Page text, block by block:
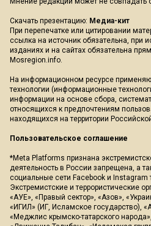
Скачать презентацию: Медиа-кит
При перепечатке или цитировании
ссылка на источник обязательна, при
изданиях и на сайтах обязательна
Mosregion.info.
На информационном ресурсе
технологии (информационные
информации на основе сбора,
относящихся к предпочтениям
находящихся на территории
Пользовательское соглашение
*Meta Platforms признана
деятельность в России запрещена, а
социальные сети Facebook и
Экстремистские и террористические
«АУЕ», «Правый сектор», «Азов»,
«ИГИЛ» (ИГ, Исламское государство),
«Меджлис крымско-татарского